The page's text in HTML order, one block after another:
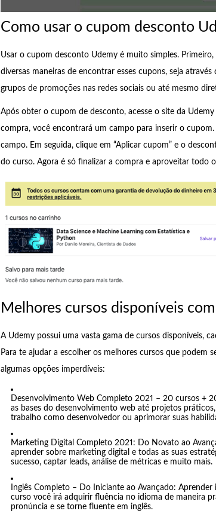
Como usar o cupom desconto
Usar o cupom desconto Udemy é muito simples.
diversas maneiras de encontrar esses cupons, seja
grupos de promoções nas redes sociais ou até mesmo
Após obter o cupom de desconto, acesse o site da
compra, você encontrará um campo para inserir o
campo. Em seguida, clique em “Aplicar cupom” e o
do curso. Agora é só finalizar a compra e aproveitar todo
Melhores cursos disponíveis
A Udemy possui uma vasta gama de cursos disponíveis,
Para te ajudar a escolher os melhores cursos que podem
algumas opções imperdíveis:
Desenvolvimento Web Completo 2021 – 20 cursos +
as bases do desenvolvimento web até projetos
trabalho como desenvolvedor ou aprimorar suas
Marketing Digital Completo 2021: Do Novato ao
aprender sobre marketing digital e todas as suas
sucesso, captar leads, análise de métricas e muito mais.
Inglês Completo – Do Iniciante ao Avançado:
curso você irá adquirir fluência no idioma de maneira
pronúncia e se torne fluente em inglês.